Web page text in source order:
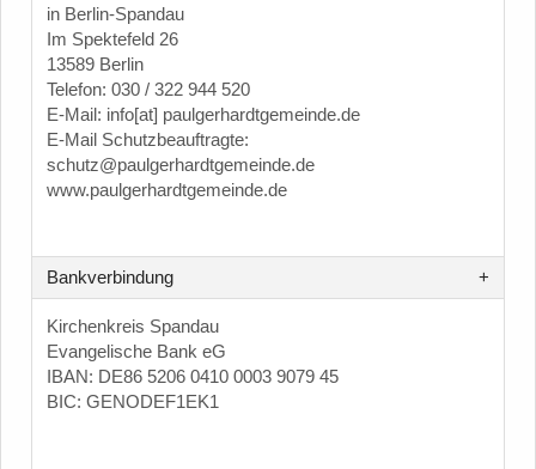
in Berlin-Spandau
Im Spektefeld 26
13589 Berlin
Telefon: 030 / 322 944 520
E-Mail: info[at] paulgerhardtgemeinde.de
E-Mail Schutzbeauftragte:
schutz@paulgerhardtgemeinde.de
www.paulgerhardtgemeinde.de
Bankverbindung
Kirchenkreis Spandau
Evangelische Bank eG
IBAN: DE86 5206 0410 0003 9079 45
BIC: GENODEF1EK1